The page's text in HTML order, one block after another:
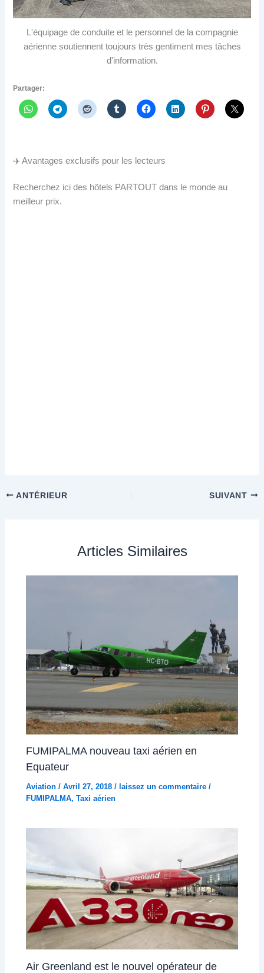
L'équipage de conduite et le personnel de la compagnie
aérienne soutiennent toujours très gentiment mes tâches
d'information.
Partager:
✈️ Avantages exclusifs pour les lecteurs
Recherchez ici des hôtels PARTOUT dans le monde au
meilleur prix.
ANTÉRIEUR SUIVANT
Articles Similaires
FUMIPALMA nouveau taxi aérien en
Equateur
Aviation /Avril 27, 2018/ laissez un commentaire /
FUMIPALMA,Taxi aérien
Air Greenland est le nouvel opérateur de